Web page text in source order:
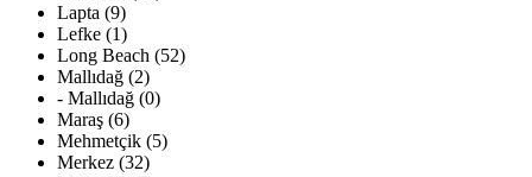
Lapta (9)
Lefke (1)
Long Beach (52)
Mallıdağ (2)
- Mallıdağ (0)
Maraş (6)
Mehmetçik (5)
Merkez (32)